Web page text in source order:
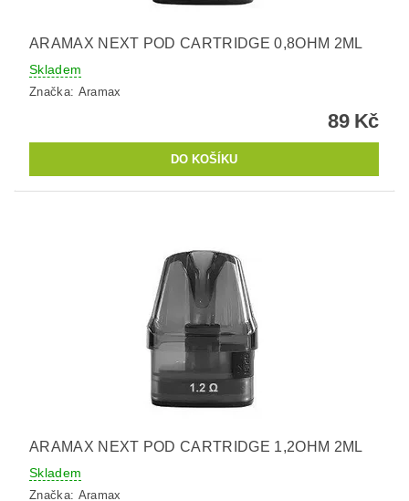
ARAMAX NEXT POD CARTRIDGE 0,8OHM 2ML
Skladem
Značka: Aramax
89 Kč
ARAMAX NEXT POD CARTRIDGE 1,2OHM 2ML
Skladem
Značka: Aramax